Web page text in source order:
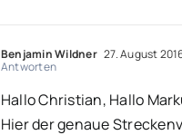
Benjamin Wildner 27. August
Antworten
Hallo Christian, Hallo
Hier der genaue